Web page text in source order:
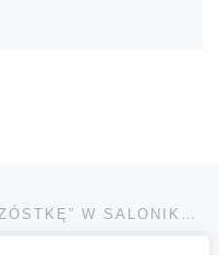
3 MILIONY ZŁOTYCH ZA „SZÓSTKĘ” W SALONIKU W ZAGNAŃSKU!